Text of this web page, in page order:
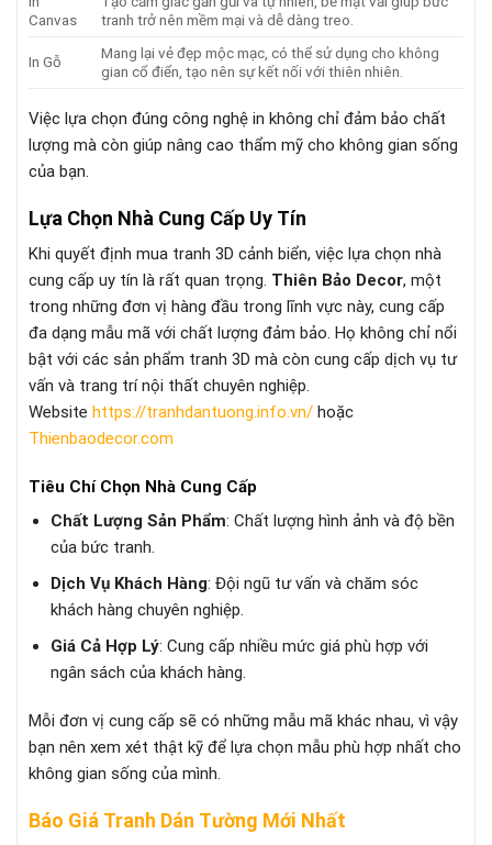
Canvas
tranh trở nên mềm mại và dễ dàng treo.
In Gỗ
Mang lại vẻ đẹp mộc mạc, có thể sử dụng cho không
gian cổ điển, tạo nên sự kết nối với thiên nhiên.
Việc lựa chọn đúng công nghệ in không chỉ đảm bảo chất
lượng mà còn giúp nâng cao thẩm mỹ cho không gian sống
của bạn.
Lựa Chọn Nhà Cung Cấp Uy Tín
Khi quyết định mua tranh 3D cảnh biển, việc lựa chọn nhà
cung cấp uy tín là rất quan trọng. Thiên Bảo Decor, một
trong những đơn vị hàng đầu trong lĩnh vực này, cung cấp
đa dạng mẫu mã với chất lượng đảm bảo. Họ không chỉ nổi
bật với các sản phẩm tranh 3D mà còn cung cấp dịch vụ tư
vấn và trang trí nội thất chuyên nghiệp.
Website https://tranhdantuong.info.vn/ hoặc
Thienbaodecor.com
Tiêu Chí Chọn Nhà Cung Cấp
Chất Lượng Sản Phẩm: Chất lượng hình ảnh và độ bền
của bức tranh.
Dịch Vụ Khách Hàng: Đội ngũ tư vấn và chăm sóc
khách hàng chuyên nghiệp.
Giá Cả Hợp Lý: Cung cấp nhiều mức giá phù hợp với
ngân sách của khách hàng.
Mỗi đơn vị cung cấp sẽ có những mẫu mã khác nhau, vì vậy
bạn nên xem xét thật kỹ để lựa chọn mẫu phù hợp nhất cho
không gian sống của mình.
Báo Giá Tranh Dán Tường Mới Nhất